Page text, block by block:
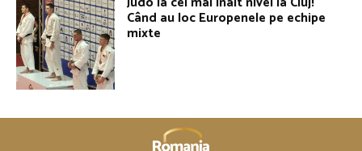
Când au loc Europenele pe echipe
mixte